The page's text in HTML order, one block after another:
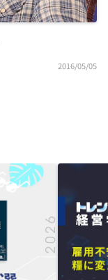
2016/05/05